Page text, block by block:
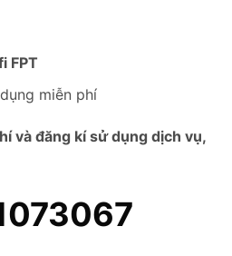
FPT
miễn phí
và đăng kí sử dụng dịch vụ,